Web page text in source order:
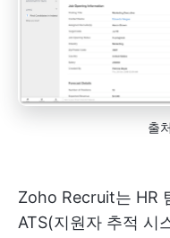
출
Zoho Recruit는 HR
ATS(지원자 추적 시